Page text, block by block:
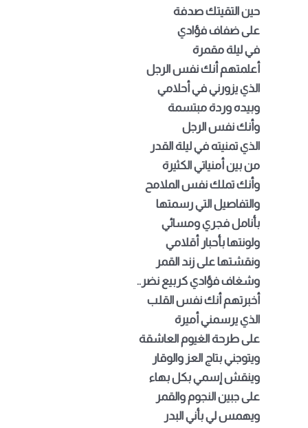
حين التقيتك صدفة
على ضفاف فؤادي
في ليلة مقمرة
أعلمتهم أنك نفس الرجل
الذي يزورني في أحلامي
وبيده وردة مبتسمة
وأنك نفس الرجل
الذي تمنيته في ليلة القدر
من بين أمنياتي الكثيرة
وأنك تملك نفس الملامح
والتفاصيل التي رسمتها
بأنامل فجري ومسائي
ولونتها بأحبار أقلامي
ونقشتها على زند القمر
وشغاف فؤادي كربيع نضر ..
أخبرتهم أنك نفس القلب
الذي يرسمني أميرة
على طرحة الغيوم العاشقة
ويتوجني بتاج العز والوقار
وينقش إسمي بكل بهاء
على جبين النجوم والقمر
ويهمس لي بأني البدر